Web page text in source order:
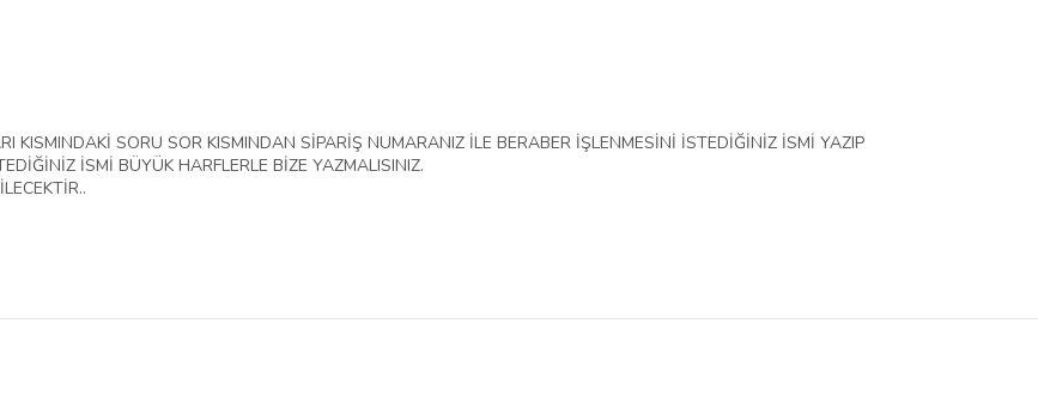
KISMINDAKİ SORU SOR KISMINDAN SİPARİŞ NUMARANIZ İLE BERABER İŞLENMESİNİ İSTEDİĞİNİZ İSMİ YAZIP
İSMİ BÜYÜK HARFLERLE BİZE YAZMALISINIZ.